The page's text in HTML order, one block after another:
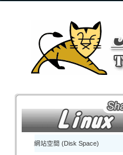
網站空間 (Disk Space)